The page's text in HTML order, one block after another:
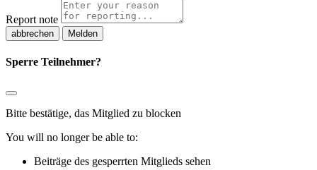
Report note
Melden
Sperre Teilnehmer?
Bitte bestätige, das Mitglied zu blocken
You will no longer be able to:
Beiträge des gesperrten Mitglieds sehen